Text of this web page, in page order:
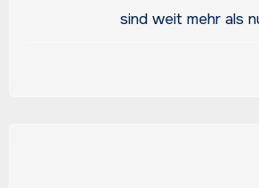
sind weit mehr als